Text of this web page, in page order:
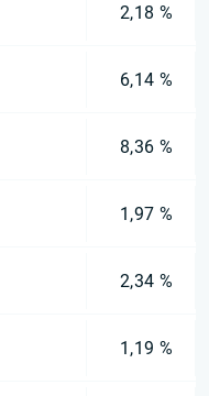
2,18 %
6,14 %
8,36 %
1,97 %
2,34 %
1,19 %